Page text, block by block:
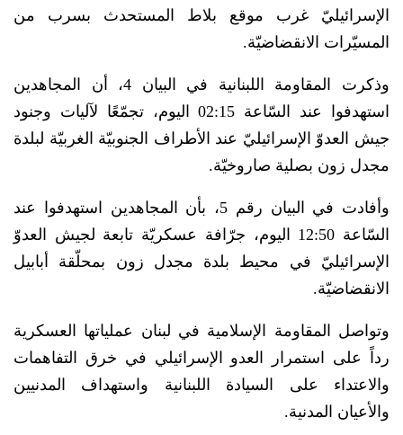
الإسرائيليّ غرب موقع بلاط المستحدث بسرب من
المسيّرات الانقضاضيّة.
وذكرت المقاومة اللبنانية في البيان 4، أن المجاهدين
استهدفوا عند السّاعة 02:15 اليوم،‏ تجمّعًا لآليات وجنود
جيش العدوّ الإسرائيليّ عند الأطراف الجنوبيّة الغربيّة لبلدة
مجدل زون بصلية صاروخيّة.
وأفادت في البيان رقم 5، بأن المجاهدين استهدفوا عند
السّاعة 12:50 اليوم،‏ جرّافة عسكريّة تابعة لجيش العدوّ
الإسرائيليّ في محيط بلدة مجدل زون بمحلّقة أبابيل
الانقضاضيّة.
وتواصل المقاومة الإسلامية في لبنان عملياتها العسكرية
رداً على استمرار العدو الإسرائيلي في خرق التفاهمات
والاعتداء على السيادة اللبنانية واستهداف المدنيين
والأعيان المدنية.